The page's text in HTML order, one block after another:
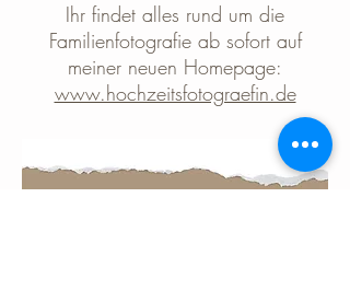
Ihr findet alles rund um die
Familienfotografie ab sofort auf
meiner neuen Homepage:
www.hochzeitsfotograefin.de